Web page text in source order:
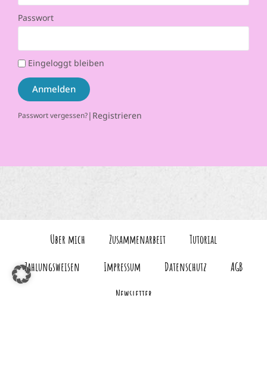
Passwort
Eingeloggt bleiben
Anmelden
Passwort vergessen?| Registrieren
Über mich Zusammenarbeit
Tutorial
Zahlungsweisen
Impressum Datenschutz
AGB
Newsletter